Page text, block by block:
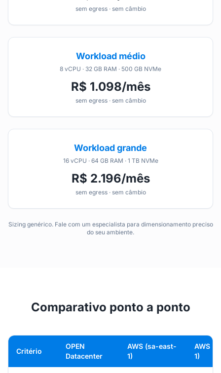
sem egress · sem câmbio
Workload médio
8 vCPU · 32 GB RAM · 500 GB NVMe
R$ 1.098/mês
sem egress · sem câmbio
Workload grande
16 vCPU · 64 GB RAM · 1 TB NVMe
R$ 2.196/mês
sem egress · sem câmbio
Sizing genérico. Fale com um especialista para dimensionamento preciso
do seu ambiente.
Comparativo ponto a ponto
Critério
OPEN
Datacenter
AWS (sa-east-
1)
AWS
1)